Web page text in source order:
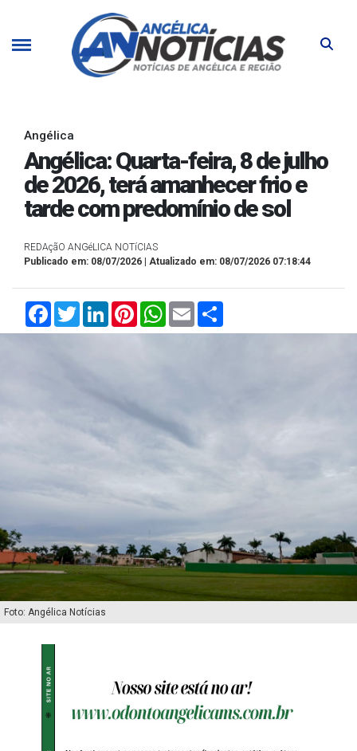
Angélica
Angélica: Quarta-feira, 8 de julho
de 2026, terá amanhecer frio e
tarde com predomínio de sol
REDAçãO ANGéLICA NOTíCIAS
Publicado em: 08/07/2026 | Atualizado em: 08/07/2026 07:18:44
FacebookTwitterLinkedInPinterestWhatsApp
Email
Foto: Angélica Notícias